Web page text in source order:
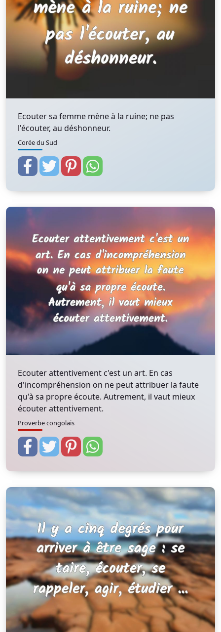
Ecouter sa femme mène à la ruine; ne pas
l'écouter, au déshonneur.
Corée du Sud
Ecouter attentivement c'est un art. En cas
d'incompréhension on ne peut attribuer la faute
qu'à sa propre écoute. Autrement, il vaut mieux
écouter attentivement.
Proverbe congolais